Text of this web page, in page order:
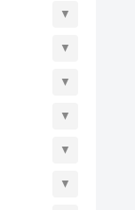
▼
▼
▼
▼
▼
▼